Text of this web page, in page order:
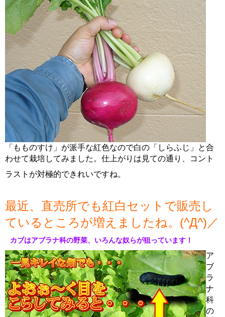
「もものすけ」が派手な紅色なので白の「しらふじ」と合
わせて栽培してみました。仕上がりは見ての通り、コント
ラストが対極的できれいですね。
最近、直売所でも紅白セットで販売し
ているところが増えましたね。(^Д^)／
カブはアブラナ科の野菜、いろんな奴らが狙っています！
ア
ブ
ラ
ナ
科
の